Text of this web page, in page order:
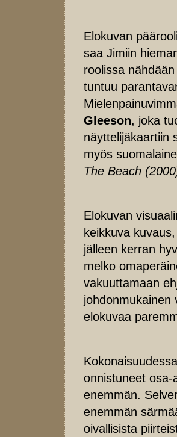
Elokuvan
saa Jimiin
roolissa
tuntuu
Gleeson, joka
näyttelijäkaartiin
myös
The Beach
Elokuvan
keikkuva
jälleen kerran
melko
vakuuttamaan
johdonmukainen
elokuvaa
onnistuneet osa-
enemmän.
enemmän
oivallisista